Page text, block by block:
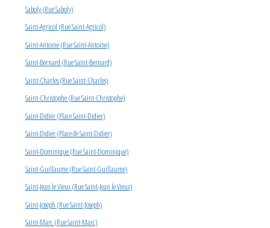
Saboly (Rue Saboly)
Saint-Agricol (Rue Saint-Agricol)
Saint-Antoine (Rue Saint-Antoine)
Saint-Bernard (Rue Saint-Bernard)
Saint-Charles (Rue Saint-Charles)
Saint-Christophe (Rue Saint-Christophe)
Saint-Didier (Place Saint-Didier)
Saint-Didier (Place de Saint-Didier)
Saint-Dominique (Rue Saint-Dominique)
Saint-Guillaume (Rue Saint-Guillaume)
Saint-Jean le Vieux (Rue Saint-Jean le Vieux)
Saint-Joseph (Rue Saint-Joseph)
Saint-Marc (Rue Saint-Marc)